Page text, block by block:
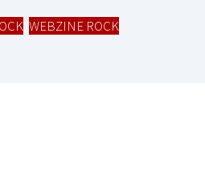
WEBZINE ROCK